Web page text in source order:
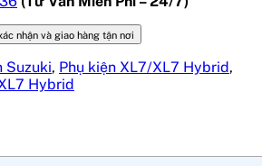
nhận và giao hàng tận nơi
Suzuki, Phụ kiện XL7/XL7 Hybrid,
Hybrid